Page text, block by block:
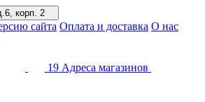
корп. 2
сайта Оплата и доставка О нас
19 Адреса магазинов